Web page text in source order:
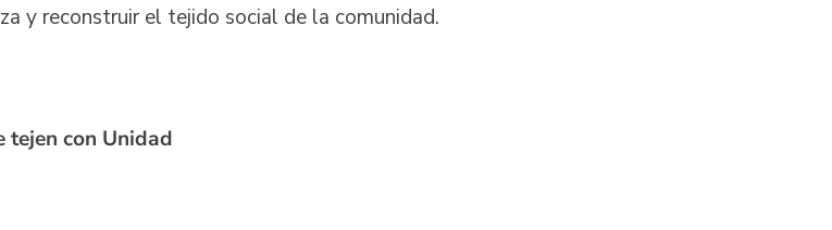
y reconstruir el tejido social de la comunidad.
tejen con Unidad